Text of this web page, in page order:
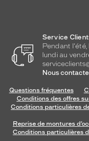
Service
Pendant
lundi au
Nous
Questions fréquentes
Conditions des offres
Conditions particulières
Reprise de montures
Conditions particulières